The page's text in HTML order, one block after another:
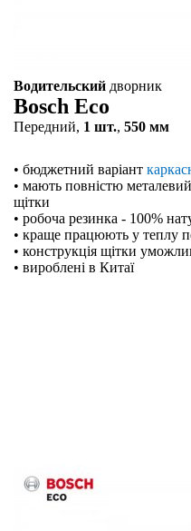
Водительский дворник
Bosch Eco
Передний, 1 шт., 550 мм
• бюджетний варіант
• мають повністю
щітки
• робоча резинка - 100%
• краще працюють у теплу
• конструкція щітки
• вироблені в Китаї